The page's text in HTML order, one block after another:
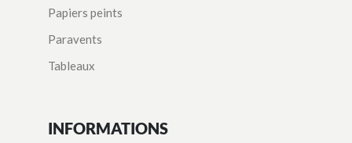
Papiers peints
Paravents
Tableaux
INFORMATIONS